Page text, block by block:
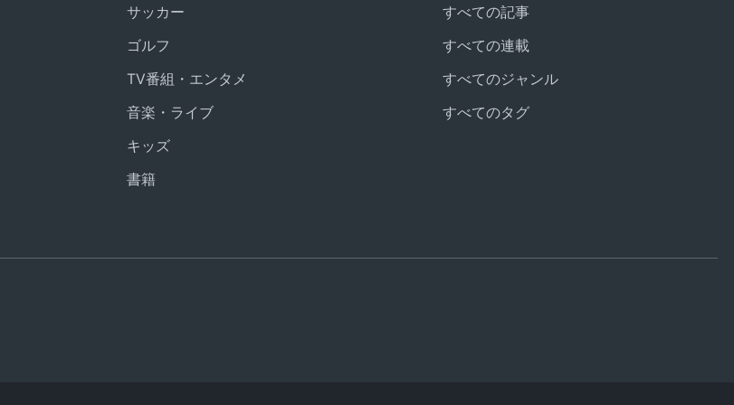
サッカー
ゴルフ
TV番組・エンタメ
音楽・ライブ
キッズ
書籍
すべての記事
すべての連載
すべてのジャンル
すべてのタグ